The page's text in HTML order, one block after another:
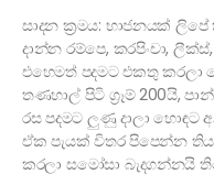
සාදන ක්‍රමය: භාජනයක්
දාන්න රම්පෙ, කරපිංචා,
එහෙමත් පදමට එකතු කරලා
තණහාල් පිටි ග්‍රෑම් 200යි, පාන්
රස පදමට ලුණු දාලා හොඳට
ඒක පැයක් විතර පිපෙන්න
කරලා සමෝසා බැදගන්නයි